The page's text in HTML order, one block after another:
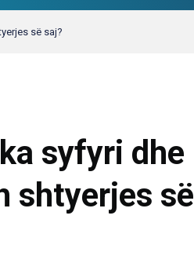
së saj?
syfyri dhe
shtyerjes së